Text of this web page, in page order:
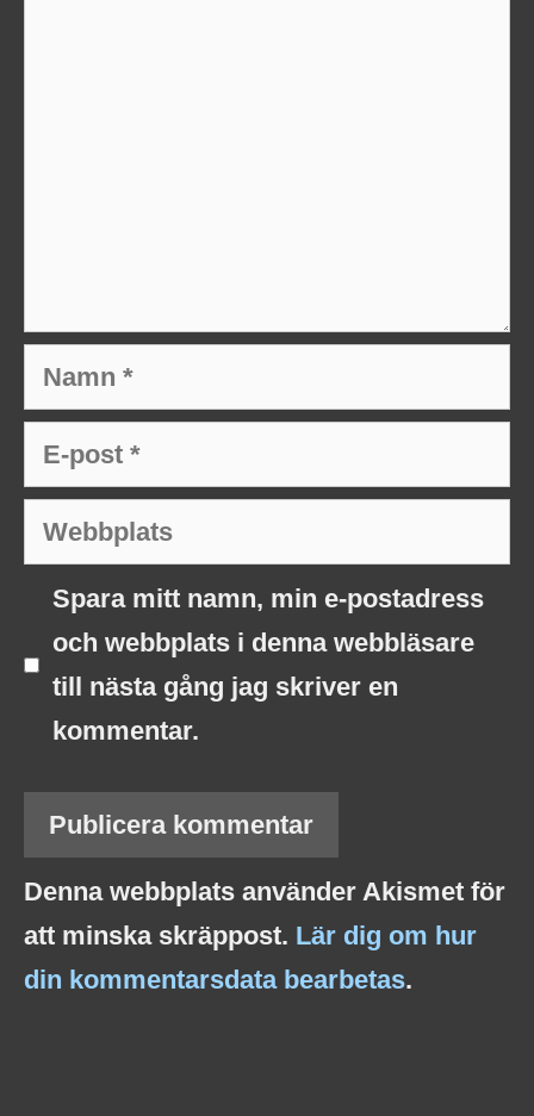
Namn
E-
post
Webbplats
Spara mitt namn, min e-postadress
och webbplats i denna webbläsare
till nästa gång jag skriver en
kommentar.
Denna webbplats använder Akismet för
att minska skräppost. Lär dig om hur
din kommentarsdata bearbetas.